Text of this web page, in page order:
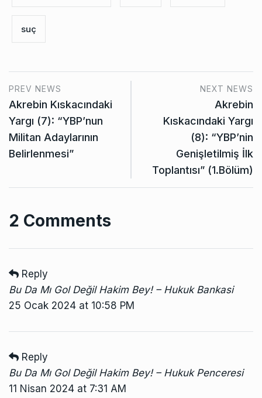
suç
PREV NEWS
Akrebin Kıskacındaki
Yargı (7): “YBP’nun
Militan Adaylarının
Belirlenmesi”
NEXT NEWS
Akrebin
Kıskacındaki Yargı
(8): “YBP’nin
Genişletilmiş İlk
Toplantısı” (1.Bölüm)
2 Comments
Reply
Bu Da Mı Gol Değil Hakim Bey! – Hukuk Bankasi
25 Ocak 2024 at 10:58 PM
Reply
Bu Da Mı Gol Değil Hakim Bey! – Hukuk Penceresi
11 Nisan 2024 at 7:31 AM